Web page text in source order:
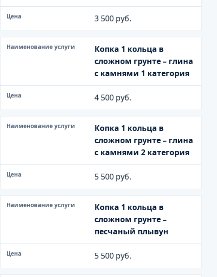
о
в
а
е
у
с
л
Ц
е
н
3 500 руб.
Копка 1 кольца в
сложном грунте – глина
с камнями 1 категория
4 500 руб.
Копка 1 кольца в
сложном грунте – глина
с камнями 2 категория
5 500 руб.
Копка 1 кольца в
сложном грунте –
песчаный плывун
5 500 руб.